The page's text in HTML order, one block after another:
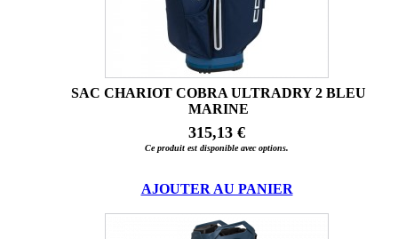
SAC CHARIOT COBRA ULTRADRY 2 BLEU
MARINE
315,13 €
Ce produit est disponible avec options.
AJOUTER AU PANIER